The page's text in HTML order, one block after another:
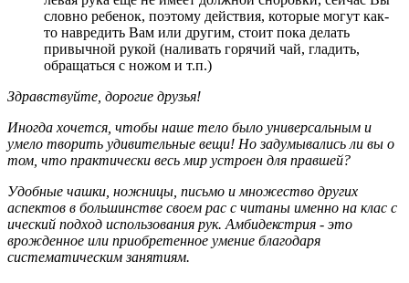
словно ребенок, поэтому действия, которые могут как-
то навредить Вам или другим, стоит пока делать
привычной рукой (наливать горячий чай, гладить,
обращаться с ножом и т.п.)
Здравствуйте, дорогие друзья!
Иногда хочется, чтобы наше тело было универсальным и
умело творить удивительные вещи! Но задумывались ли вы о
том, что практически весь мир устроен для правшей?
Удобные чашки, ножницы, письмо и множество других
аспектов в большинстве своем рас с читаны именно на клас с
ический подход использования рук. Амбидекстрия - это
врожденное или приобретенное умение благодаря
систематическим занятиям.